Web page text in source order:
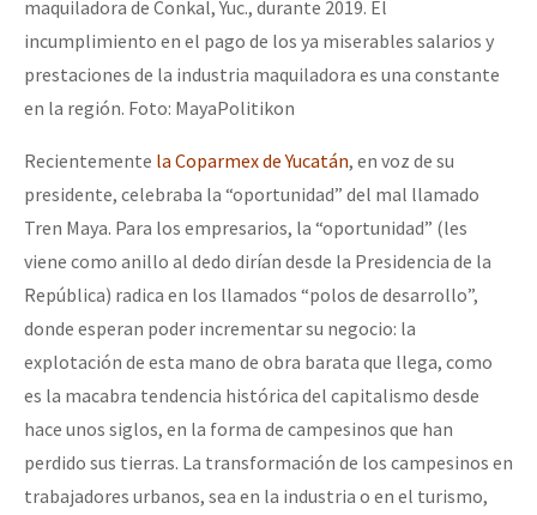
maquiladora de Conkal, Yuc., durante 2019. El
incumplimiento en el pago de los ya miserables salarios y
prestaciones de la industria maquiladora es una constante
en la región. Foto: MayaPolitikon
Recientemente la Coparmex de Yucatán, en voz de su
presidente, celebraba la “oportunidad” del mal llamado
Tren Maya. Para los empresarios, la “oportunidad” (les
viene como anillo al dedo dirían desde la Presidencia de la
República) radica en los llamados “polos de desarrollo”,
donde esperan poder incrementar su negocio: la
explotación de esta mano de obra barata que llega, como
es la macabra tendencia histórica del capitalismo desde
hace unos siglos, en la forma de campesinos que han
perdido sus tierras. La transformación de los campesinos en
trabajadores urbanos, sea en la industria o en el turismo,